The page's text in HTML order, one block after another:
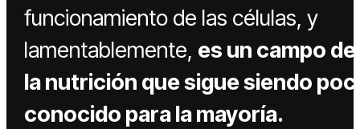
funcionamiento de las células, y
lamentablemente, es un campo de
la nutrición que sigue siendo
conocido para la mayoría.